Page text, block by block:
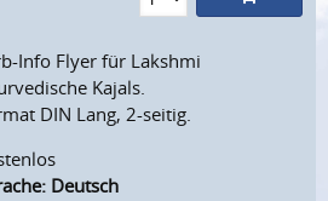
Info Flyer für Lakshmi
Kajals.
DIN Lang, 2-seitig.
Deutsch